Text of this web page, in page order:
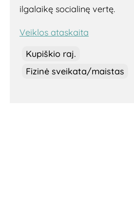
Kupiškio raj.
Fizinė sveikata/maistas
ilgalaikę socialinę vertę.
Veiklos ataskaita